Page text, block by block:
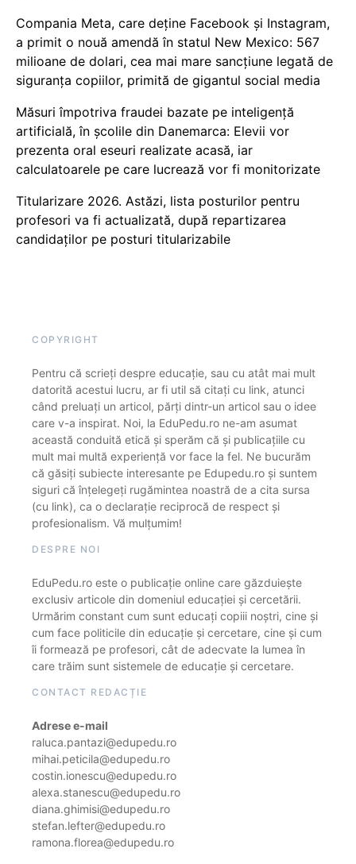
Compania Meta, care deține Facebook și Instagram,
a primit o nouă amendă în statul New Mexico: 567
milioane de dolari, cea mai mare sancțiune legată de
siguranța copiilor, primită de gigantul social media
Măsuri împotriva fraudei bazate pe inteligență
artificială, în școlile din Danemarca: Elevii vor
prezenta oral eseuri realizate acasă, iar
calculatoarele pe care lucrează vor fi monitorizate
Titularizare 2026. Astăzi, lista posturilor pentru
profesori va fi actualizată, după repartizarea
candidaților pe posturi titularizabile
COPYRIGHT
Pentru că scrieți despre educație, sau cu atât mai mult
datorită acestui lucru, ar fi util să citați cu link, atunci
când preluați un articol, părți dintr-un articol sau o idee
care v-a inspirat. Noi, la EduPedu.ro ne-am asumat
această conduită etică și sperăm că și publicațiile cu
mult mai multă experiență vor face la fel. Ne bucurăm
că găsiți subiecte interesante pe Edupedu.ro și suntem
siguri că înțelegeți rugămintea noastră de a cita sursa
(cu link), ca o declarație reciprocă de respect și
profesionalism. Vă mulțumim!
DESPRE NOI
EduPedu.ro este o publicație online care găzduiește
exclusiv articole din domeniul educației și cercetării.
Urmărim constant cum sunt educați copiii noștri, cine și
cum face politicile din educație și cercetare, cine și cum
îi formează pe profesori, cât de adecvate la lumea în
care trăim sunt sistemele de educație și cercetare.
CONTACT REDACȚIE
Adrese e-mail
raluca.pantazi@edupedu.ro
mihai.peticila@edupedu.ro
costin.ionescu@edupedu.ro
alexa.stanescu@edupedu.ro
diana.ghimisi@edupedu.ro
stefan.lefter@edupedu.ro
ramona.florea@edupedu.ro